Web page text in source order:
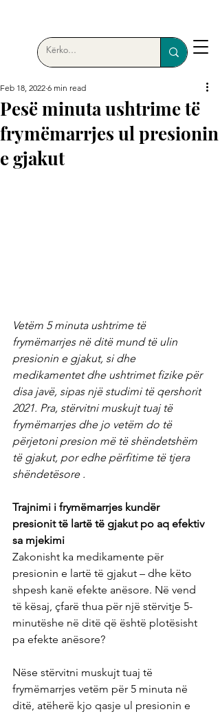
Pesë minuta ushtrime të
frymëmarrjes ul presionin
e gjakut
Feb 18, 2022 6 min read
Vetëm 5 minuta ushtrime të
frymëmarrjes në ditë mund të ulin
presionin e gjakut, si dhe
medikamentet dhe ushtrimet fizike për
disa javë, sipas një studimi të qershorit
2021. Pra, stërvitni muskujt tuaj të
frymëmarrjes dhe jo vetëm do të
përjetoni presion më të shëndetshëm
të gjakut, por edhe përfitime të tjera
shëndetësore .
Trajnimi i frymëmarrjes kundër
presionit të lartë të gjakut po aq efektiv
sa mjekimi
Zakonisht ka medikamente për
presionin e lartë të gjakut – dhe këto
shpesh kanë efekte anësore. Në vend
të kësaj, çfarë thua për një stërvitje 5-
minutëshe në ditë që është plotësisht
pa efekte anësore?
Nëse stërvitni muskujt tuaj të
frymëmarrjes vetëm për 5 minuta në
ditë, atëherë kjo qasje ul presionin e